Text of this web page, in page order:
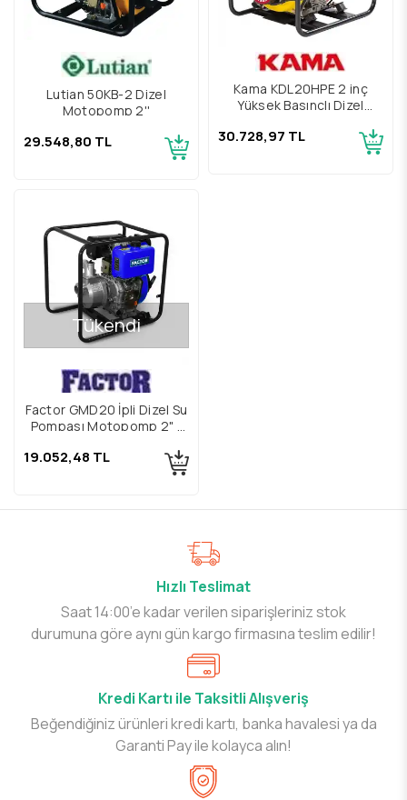
Lutian 50KB-2 Dizel
Motopomp 2''
29.548,80 TL
Kama KDL20HPE 2 inç
Yüksek Basınçlı Dizel
30.728,97 TL
Tükendi
Factor GMD20 İpli Dizel Su
Pompası Motopomp 2" /
19.052,48 TL
Hızlı Teslimat
Saat 14:00’e kadar verilen siparişleriniz stok
durumuna göre aynı gün kargo firmasına teslim edilir!
Kredi Kartı ile Taksitli Alışveriş
Beğendiğiniz ürünleri kredi kartı, banka havalesi ya da
Garanti Pay ile kolayca alın!